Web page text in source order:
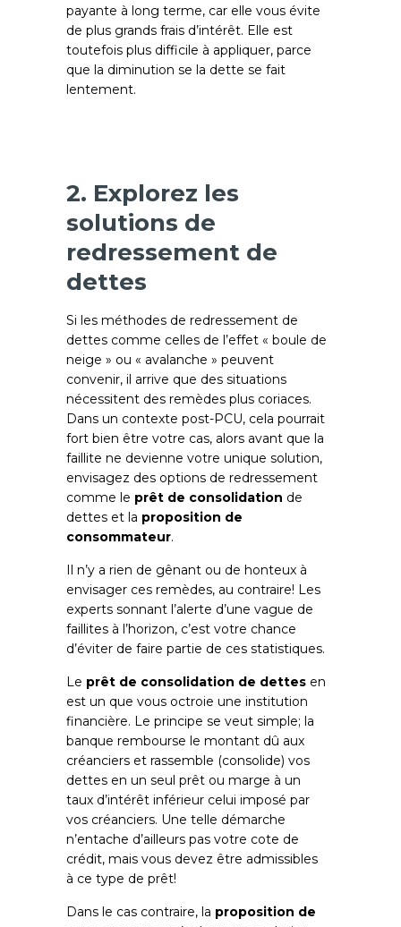
payante à long terme, car elle vous évite
de plus grands frais d’intérêt. Elle est
toutefois plus difficile à appliquer, parce
que la diminution se la dette se fait
lentement.
2. Explorez les
solutions de
redressement de
dettes
Si les méthodes de redressement de
dettes comme celles de l’effet « boule de
neige » ou « avalanche » peuvent
convenir, il arrive que des situations
nécessitent des remèdes plus coriaces.
Dans un contexte post-PCU, cela pourrait
fort bien être votre cas, alors avant que la
faillite ne devienne votre unique solution,
envisagez des options de redressement
comme le prêt de consolidation de
dettes et la proposition de
consommateur.
Il n’y a rien de gênant ou de honteux à
envisager ces remèdes, au contraire! Les
experts sonnant l’alerte d’une vague de
faillites à l’horizon, c’est votre chance
d’éviter de faire partie de ces statistiques.
Le prêt de consolidation de dettes en
est un que vous octroie une institution
financière. Le principe se veut simple; la
banque rembourse le montant dû aux
créanciers et rassemble (consolide) vos
dettes en un seul prêt ou marge à un
taux d’intérêt inférieur celui imposé par
vos créanciers. Une telle démarche
n’entache d’ailleurs pas votre cote de
crédit, mais vous devez être admissibles
à ce type de prêt!
Dans le cas contraire, la proposition de